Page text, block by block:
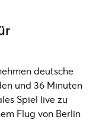
deutsche
und 36 Minuten
Spiel live zu
Flug von Berlin